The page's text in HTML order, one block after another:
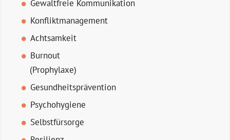
Gewaltfreie Kommunikation
Konfliktmanagement
Achtsamkeit
Burnout
(Prophylaxe)
Gesundheitsprävention
Psychohygiene
Selbstfürsorge